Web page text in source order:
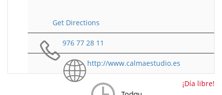
Get Directions
976 77 28 11
http://www.calmaestudio.es
¡Día libre!